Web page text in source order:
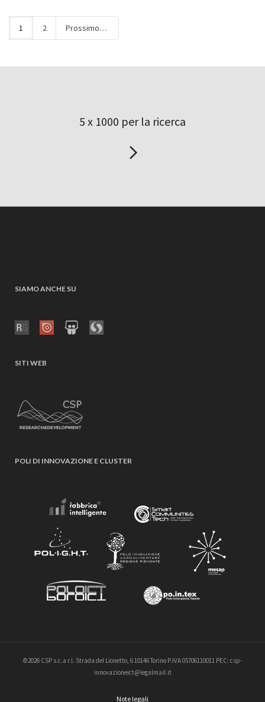
1 2 Prossimo
5 x 1000 per la ricerca
SIAMO ANCHE SU
SITI WEB
POLI DI INNOVAZIONE E CLUSTER
©2026 CSP s.c.a r.l. Strada del Lionetto, 6 10146 Torino P.IVA 05706110011 PEC: csp-
innovazioneict@legalmail.it
Note legali